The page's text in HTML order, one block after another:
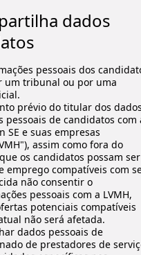
dados
pessoais dos
um tribunal ou por uma
prévio do titular dos
de candidatos com
SE e suas empresas
assim como fora do
os candidatos possam ser
emprego compatíveis com
não consentir o
pessoais com a LVMH,
potenciais compatíveis
não será afetada.
dados pessoais de
de prestadores de